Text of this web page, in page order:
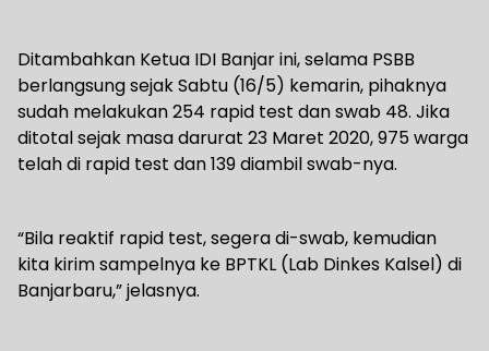
Ditambahkan Ketua IDI Banjar ini, selama PSBB
berlangsung sejak Sabtu (16/5) kemarin, pihaknya
sudah melakukan 254 rapid test dan swab 48. Jika
ditotal sejak masa darurat 23 Maret 2020, 975 warga
telah di rapid test dan 139 diambil swab-nya.
“Bila reaktif rapid test, segera di-swab, kemudian
kita kirim sampelnya ke BPTKL (Lab Dinkes Kalsel) di
Banjarbaru,” jelasnya.